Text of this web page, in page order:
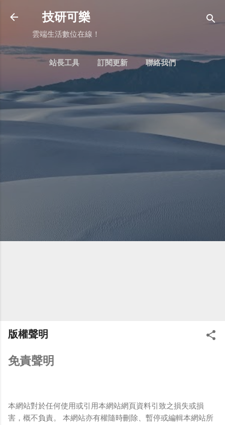
技研可樂
雲端生活數位在線！
站長工具 訂閱更新 聯絡我們
BLOGGER：常用頁面判斷式用法
版權聲明
免責聲明
本網站對於任何使用或引用本網站網頁資料引致之損失或損
害，概不負責。 本網站亦有權隨時刪除、暫停或編輯本網站所